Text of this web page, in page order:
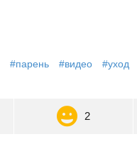
#парень #видео #уход
2